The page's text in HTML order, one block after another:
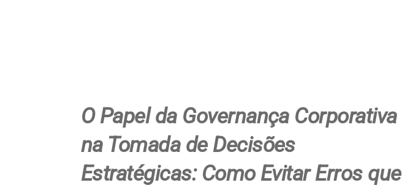
O Papel da Governança Corporativa
na Tomada de Decisões
Estratégicas: Como Evitar Erros que